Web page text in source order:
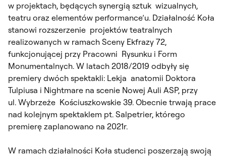
w projektach, będących synergią sztuk wizualnych,
teatru oraz elementów performance’u. Działalność Koła
stanowi rozszerzenie projektów teatralnych
realizowanych w ramach Sceny Ekfrazy 72,
funkcjonującej przy Pracowni Rysunku i Form
Monumentalnych. W latach 2018/2019 odbyły się
premiery dwóch spektakli: Lekja anatomii Doktora
Tulpiusa i Nightmare na scenie Nowej Auli ASP, przy
ul. Wybrzeże Kościuszkowskie 39. Obecnie trwają prace
nad kolejnym spektaklem pt. Salpetrier, którego
premierę zaplanowano na 2021r.
W ramach działalności Koła studenci poszerzają swoją